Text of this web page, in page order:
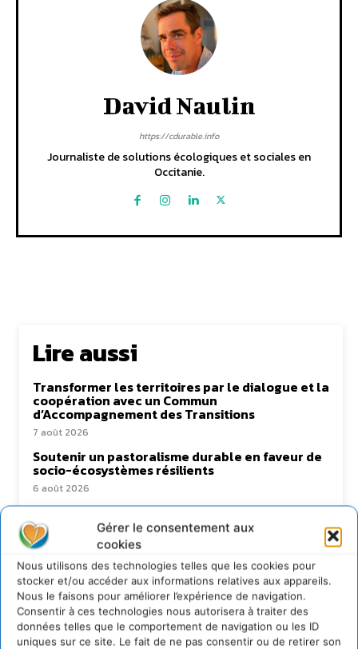
Gérer le consentement aux
cookies
Nous utilisons des technologies telles que les cookies pour
stocker et/ou accéder aux informations relatives aux appareils.
Nous le faisons pour améliorer l’expérience de navigation.
Consentir à ces technologies nous autorisera à traiter des
données telles que le comportement de navigation ou les ID
uniques sur ce site. Le fait de ne pas consentir ou de retirer son
David Naulin
https://cdurable.info
Journaliste de solutions écologiques et sociales en
Occitanie.
Lire aussi
Transformer les territoires par le dialogue et la
coopération avec un Commun
d’Accompagnement des Transitions
7 août 2026
Soutenir un pastoralisme durable en faveur de
socio-écosystèmes résilients
6 août 2026
S’inspirer de l’arbre pour un modèle
économique régénératif du vivant …
5 août 2026
IPBES : le « GIEC de la biodiversité » appelle les
entreprises à devenir des alliées du vivant
4 août 2026